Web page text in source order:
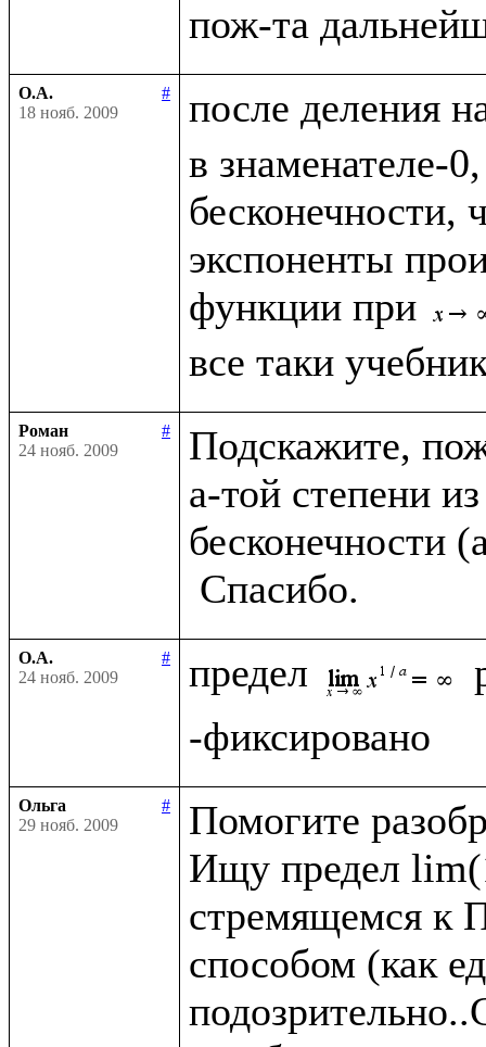
О.А.
#
18 нояб. 2009
после деления
в знаменателе-
бесконечности,
экспоненты
функции при
Роман
#
24 нояб. 2009
Подскажите,
a-той степени
бесконечности
О.А.
#
24 нояб. 2009
предел
Ольга
#
29 нояб. 2009
Помогите
Ищу предел
стремящемся к
способом (как